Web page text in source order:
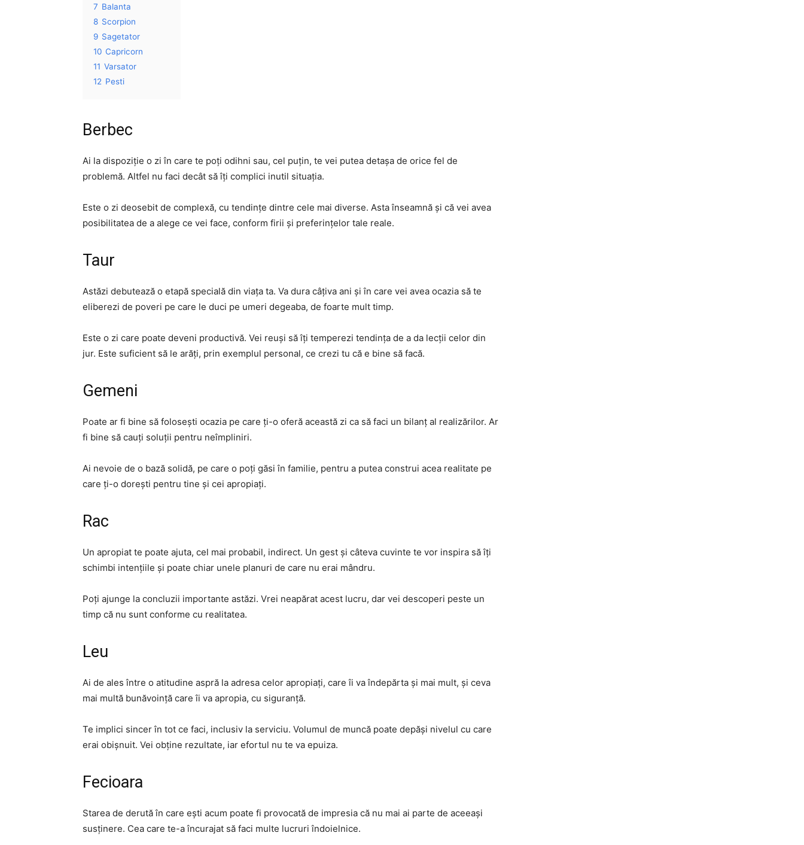
7 Balanta
8 Scorpion
9 Sagetator
10 Capricorn
11 Varsator
12 Pesti
Berbec
Ai la dispoziție o zi în care te poți odihni sau, cel puțin, te vei putea detașa de orice fel de
problemă. Altfel nu faci decât să îți complici inutil situația.
Este o zi deosebit de complexă, cu tendințe dintre cele mai diverse. Asta înseamnă și că vei avea
posibilitatea de a alege ce vei face, conform firii și preferințelor tale reale.
Taur
Astăzi debutează o etapă specială din viața ta. Va dura câțiva ani și în care vei avea ocazia să te
eliberezi de poveri pe care le duci pe umeri degeaba, de foarte mult timp.
Este o zi care poate deveni productivă. Vei reuși să îți temperezi tendința de a da lecții celor din
jur. Este suficient să le arăți, prin exemplul personal, ce crezi tu că e bine să facă.
Gemeni
Poate ar fi bine să folosești ocazia pe care ți-o oferă această zi ca să faci un bilanț al realizărilor. Ar
fi bine să cauți soluții pentru neîmpliniri.
Ai nevoie de o bază solidă, pe care o poți găsi în familie, pentru a putea construi acea realitate pe
care ți-o dorești pentru tine și cei apropiați.
Rac
Un apropiat te poate ajuta, cel mai probabil, indirect. Un gest și câteva cuvinte te vor inspira să îți
schimbi intențiile și poate chiar unele planuri de care nu erai mândru.
Poți ajunge la concluzii importante astăzi. Vrei neapărat acest lucru, dar vei descoperi peste un
timp că nu sunt conforme cu realitatea.
Leu
Ai de ales între o atitudine aspră la adresa celor apropiați, care îi va îndepărta și mai mult, și ceva
mai multă bunăvoință care îi va apropia, cu siguranță.
Te implici sincer în tot ce faci, inclusiv la serviciu. Volumul de muncă poate depăși nivelul cu care
erai obișnuit. Vei obține rezultate, iar efortul nu te va epuiza.
Fecioara
Starea de derută în care ești acum poate fi provocată de impresia că nu mai ai parte de aceeași
susținere. Cea care te-a încurajat să faci multe lucruri îndoielnice.